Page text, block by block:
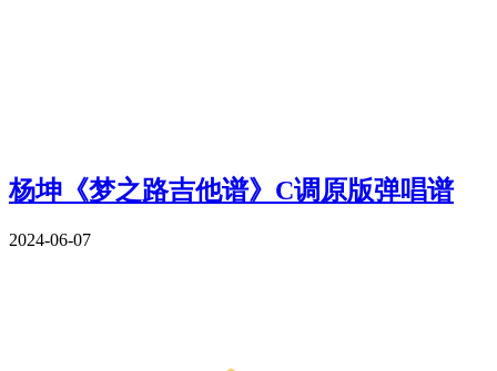
杨坤《梦之路吉他谱》C调原版弹唱谱
2024-06-07